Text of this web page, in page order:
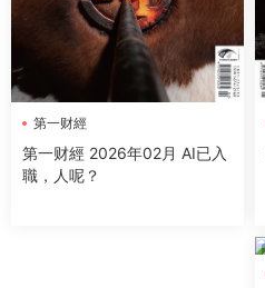
第一财經
第一财經 2026年02月 AI已入
職，人呢？